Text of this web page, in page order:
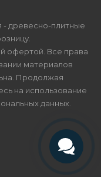
- древесно-плитные
офертой. Все права
материалов
Продолжая
на использование
данных